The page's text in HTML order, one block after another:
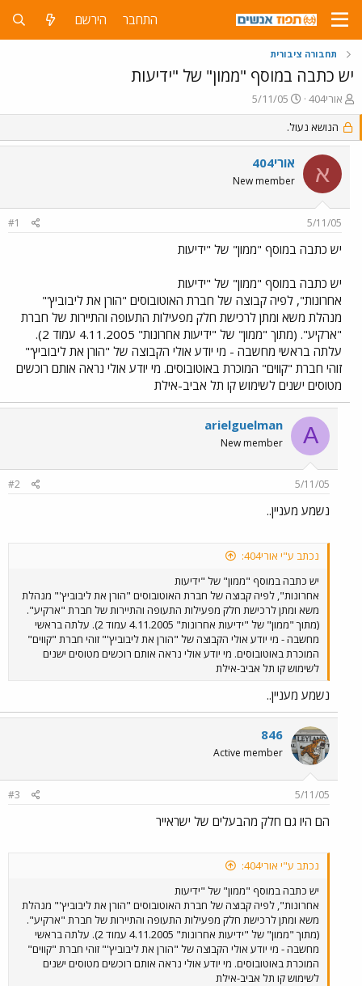
התחבר הירשם
תחבורה ציבורית
יש כתבה במוסף "ממון" של "ידיעות
פ
ו
ת
ח
נ
אורי404
פ
ו
ר
ס
ם
ב
ת
ך
5/11/05
הנושא נעול.
א אורי404
New member
5/11/05
#1
יש כתבה במוסף "ממון" של "ידיעות
יש כתבה במוסף "ממון" של "ידיעות
אחרונות", לפיה קבוצה של חברת האוטובוסים "הורן את ליבוביץ'"
מנהלת משא ומתן לרכישת חלק מפעילות התעופה והתיירות של חברת
"ארקיע". (מתוך "ממון" של "ידיעות אחרונות" 4.11.2005 עמוד 2).
עלתה בראשי מחשבה - מי יודע אולי הקבוצה של "הורן את ליבוביץ'"
זוהי חברת "קווים" המוכרת באוטובוסים. מי יודע אולי נראה אותם רוכשים
מטוסים ישנים לשימוש קו תל אביב-אילת
A
arielguelman
New member
5/11/05
#2
נשמע מעניין..
נכתב ע"י אורי404:
יש כתבה במוסף "ממון" של "ידיעות
אחרונות", לפיה קבוצה של חברת האוטובוסים "הורן את ליבוביץ'" מנהלת
משא ומתן לרכישת חלק מפעילות התעופה והתיירות של חברת "ארקיע".
(מתוך "ממון" של "ידיעות אחרונות" 4.11.2005 עמוד 2). עלתה בראשי
מחשבה - מי יודע אולי הקבוצה של "הורן את ליבוביץ'" זוהי חברת "קווים"
המוכרת באוטובוסים. מי יודע אולי נראה אותם רוכשים מטוסים ישנים
לשימוש קו תל אביב-אילת
נשמע מעניין..
846
Active member
5/11/05
#3
הם היו גם חלק מהבעלים של ישראייר
נכתב ע"י אורי404:
יש כתבה במוסף "ממון" של "ידיעות
אחרונות", לפיה קבוצה של חברת האוטובוסים "הורן את ליבוביץ'" מנהלת
משא ומתן לרכישת חלק מפעילות התעופה והתיירות של חברת "ארקיע".
(מתוך "ממון" של "ידיעות אחרונות" 4.11.2005 עמוד 2). עלתה בראשי
מחשבה - מי יודע אולי הקבוצה של "הורן את ליבוביץ'" זוהי חברת "קווים"
המוכרת באוטובוסים. מי יודע אולי נראה אותם רוכשים מטוסים ישנים
לשימוש קו תל אביב-אילת